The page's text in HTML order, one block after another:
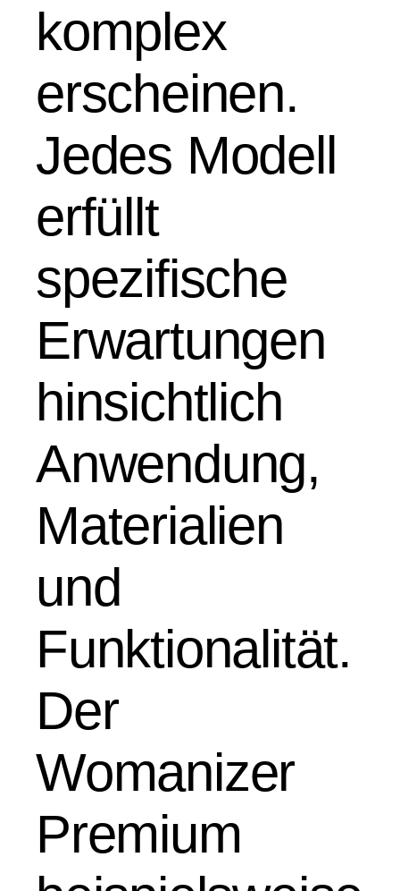
komplex
erscheinen.
Jedes Modell
erfüllt
spezifische
Erwartungen
hinsichtlich
Anwendung,
Materialien
und
Funktionalität.
Der
Womanizer
Premium